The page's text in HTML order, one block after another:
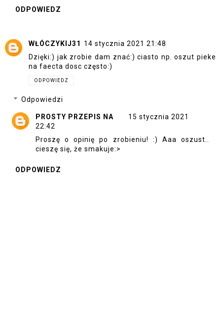
ODPOWIEDZ
WŁÓCZYKIJ31
14 stycznia 2021 21:48
Dzięki:) jak zrobie dam znać:) ciasto np. oszut pieke
na faecta dosc często:)
ODPOWIEDZ
Odpowiedzi
PROSTY PRZEPIS NA
15 stycznia 2021
22:42
Proszę o opinię po zrobieniu! :) Aaa oszust..
cieszę się, że smakuje:>
ODPOWIEDZ